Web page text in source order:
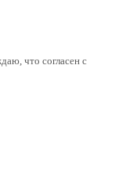
что согласен с